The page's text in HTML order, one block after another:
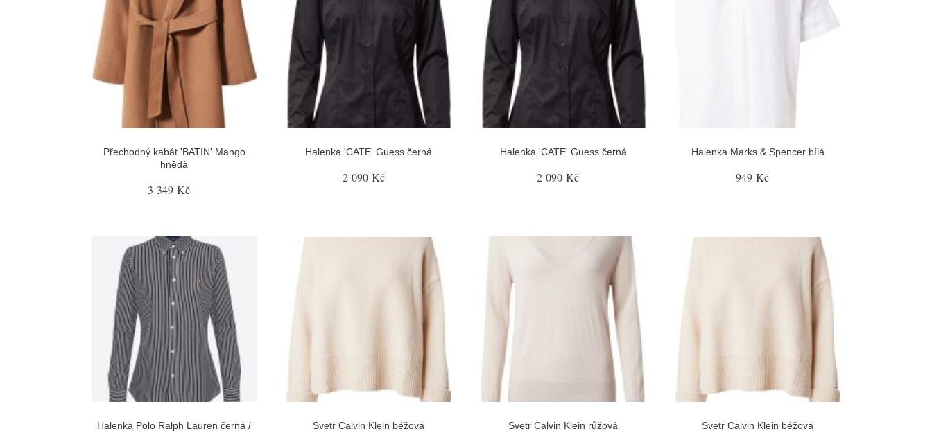
Přechodný kabát 'BATIN' Mango
hnědá
3 349 Kč
Halenka 'CATE' Guess černá
2 090 Kč
Halenka 'CATE' Guess černá
2 090 Kč
Halenka Marks & Spencer bílá
949 Kč
Halenka Polo Ralph Lauren černá / Svetr Calvin Klein béžová Svetr Calvin Klein růžová Svetr Calvin Klein béžová